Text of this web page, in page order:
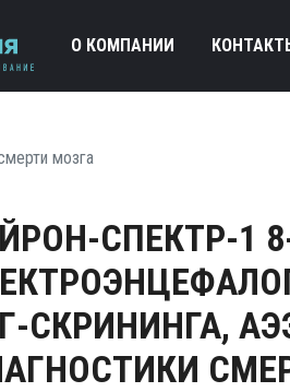
О КОМПАНИИ
мозга
СПЕКТР-1
СКРИНИНГА,